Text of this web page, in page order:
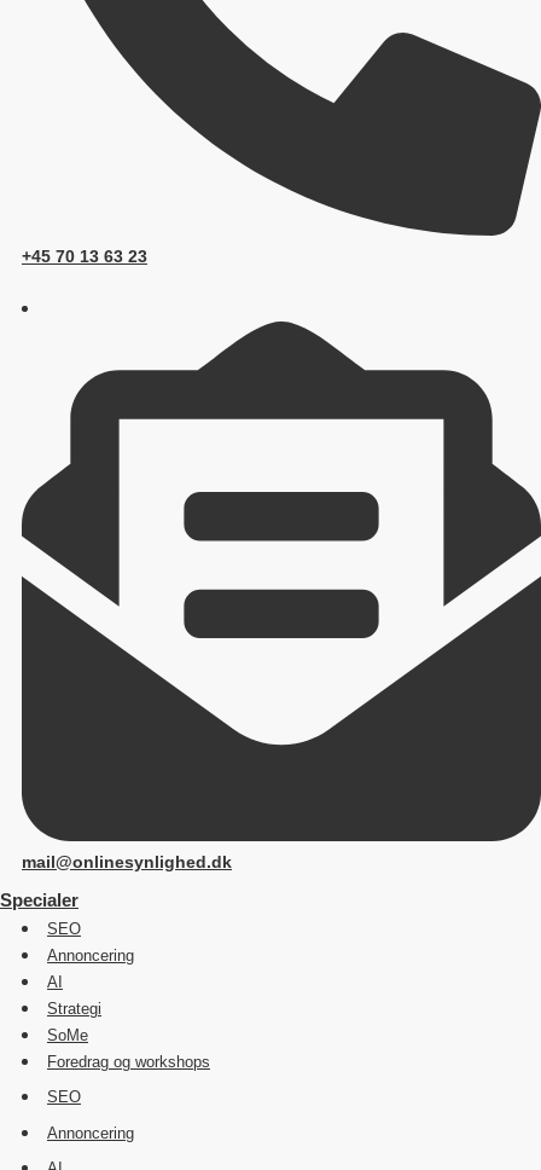
+45 70 13 63 23
mail@onlinesynlighed.dk
Specialer
SEO
Annoncering
AI
Strategi
SoMe
Foredrag og workshops
SEO
Annoncering